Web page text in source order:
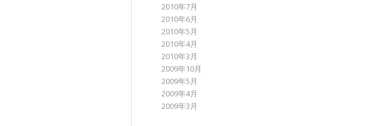
2010年7月
2010年6月
2010年5月
2010年4月
2010年3月
2009年10月
2009年5月
2009年4月
2009年3月